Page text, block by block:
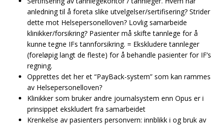
anledning til å foreta slike utvelgelser/sertifisering? Strider
dette mot Helsepersonelloven? Lovlig samarbeide
klinikker/forsikring? Pasienter må skifte tannlege for å
kunne tegne IFs tannforsikring. = Ekskludere tannleger
(foreløpig langt de fleste) for å behandle pasienter for IF’s
regning.
Opprettes det her et “PayBack-system” som kan rammes
av Helsepersonelloven?
Klinikker som bruker andre journalsystem enn Opus er i
prinsippet ekskludert fra samarbeidet
Krenkelse av pasienters personvern: innblikk i og bruk av